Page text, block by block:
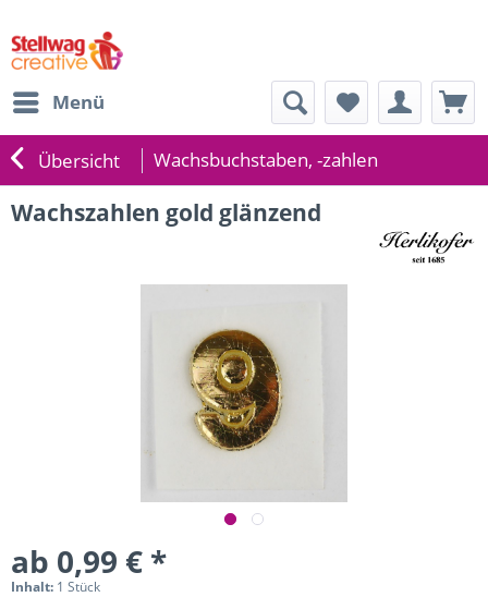
Menü
Übersicht Wachsbuchstaben, -zahlen
Wachszahlen gold glänzend
ab 0,99 € *
Inhalt: 1 Stück